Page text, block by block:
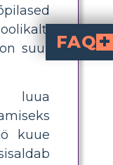
suur
luua
kuue
FAQ